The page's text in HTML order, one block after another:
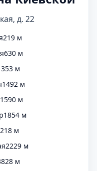
д. 22
219 м
630 м
м
1492 м
1590 м
1854 м
м
2229 м
м